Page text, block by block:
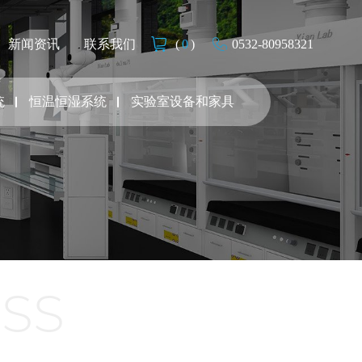
0532-80958321
(0)
新闻资讯 联系我们
恒温恒湿系统 实验室设备和家具